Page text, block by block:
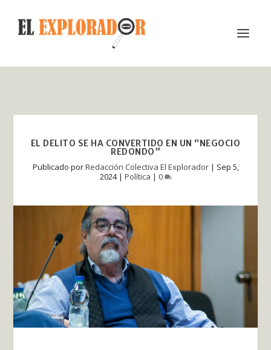
EL DELITO SE HA CONVERTIDO EN UN “NEGOCIO
REDONDO”
Publicado porRedacción Colectiva El Explorador| Sep 5,
2024| Política | 0